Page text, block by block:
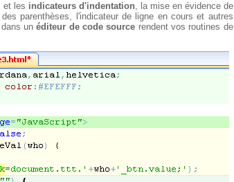
et les indicateurs d'indentation, la mise en évidence de
parenthèses, l'indicateur de ligne en cours et autres
dans unéditeur de code source rendent vos routines de